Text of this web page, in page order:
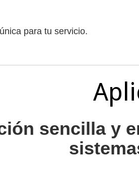
para tu servicio.
sencilla y